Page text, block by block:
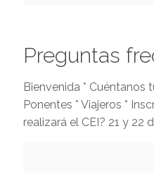
Preguntas
Bienvenida * Cuéntanos
Ponentes * Viajeros *
realizará el CEI? 21 y 22